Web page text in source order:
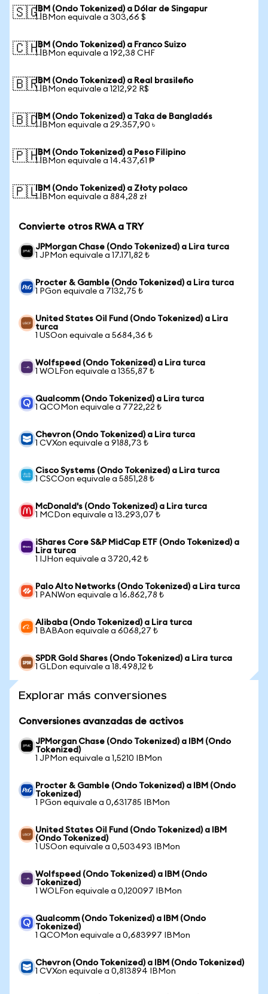
🇸🇬IBM (Ondo Tokenized) a Dólar de Singapur
1 IBMon equivale a 303,66 $
🇨🇭IBM (Ondo Tokenized) a Franco Suizo
1 IBMon equivale a 192,38 CHF
🇧🇷IBM (Ondo Tokenized) a Real brasileño
1 IBMon equivale a 1212,92 R$
🇧🇩IBM (Ondo Tokenized) a Taka de Bangladés
1 IBMon equivale a 29.357,90 ৳
🇵🇭IBM (Ondo Tokenized) a Peso Filipino
1 IBMon equivale a 14.437,61 ₱
🇵🇱IBM (Ondo Tokenized) a Złoty polaco
1 IBMon equivale a 884,28 zł
Convierte otros RWA a TRY
JPMorgan Chase (Ondo Tokenized) a Lira turca
1 JPMon equivale a 17.171,82 ₺
Procter & Gamble (Ondo Tokenized) a Lira turca
1 PGon equivale a 7132,75 ₺
United States Oil Fund (Ondo Tokenized) a Lira
turca
1 USOon equivale a 5684,36 ₺
Wolfspeed (Ondo Tokenized) a Lira turca
1 WOLFon equivale a 1355,87 ₺
Qualcomm (Ondo Tokenized) a Lira turca
1 QCOMon equivale a 7722,22 ₺
Chevron (Ondo Tokenized) a Lira turca
1 CVXon equivale a 9188,73 ₺
Cisco Systems (Ondo Tokenized) a Lira turca
1 CSCOon equivale a 5851,28 ₺
McDonald's (Ondo Tokenized) a Lira turca
1 MCDon equivale a 13.293,07 ₺
iShares Core S&P MidCap ETF (Ondo Tokenized) a
Lira turca
1 IJHon equivale a 3720,42 ₺
Palo Alto Networks (Ondo Tokenized) a Lira turca
1 PANWon equivale a 16.862,78 ₺
Alibaba (Ondo Tokenized) a Lira turca
1 BABAon equivale a 6068,27 ₺
SPDR Gold Shares (Ondo Tokenized) a Lira turca
1 GLDon equivale a 18.498,12 ₺
Explorar más conversiones
Conversiones avanzadas de activos
JPMorgan Chase (Ondo Tokenized) a IBM (Ondo
Tokenized)
1 JPMon equivale a 1,5210 IBMon
Procter & Gamble (Ondo Tokenized) a IBM (Ondo
Tokenized)
1 PGon equivale a 0,631785 IBMon
United States Oil Fund (Ondo Tokenized) a IBM
(Ondo Tokenized)
1 USOon equivale a 0,503493 IBMon
Wolfspeed (Ondo Tokenized) a IBM (Ondo
Tokenized)
1 WOLFon equivale a 0,120097 IBMon
Qualcomm (Ondo Tokenized) a IBM (Ondo
Tokenized)
1 QCOMon equivale a 0,683997 IBMon
Chevron (Ondo Tokenized) a IBM (Ondo Tokenized)
1 CVXon equivale a 0,813894 IBMon